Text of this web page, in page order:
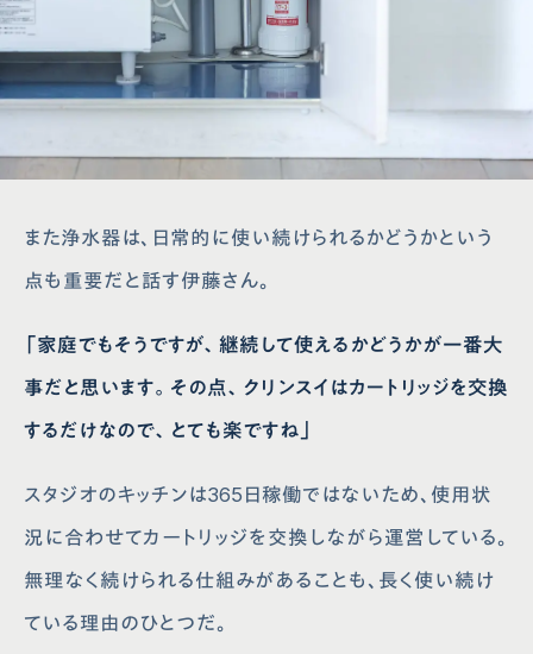
また浄水器は、日常的に使い続けられるかどうかという
点も重要だと話す伊藤さん。
「家庭でもそうですが、継続して使えるかどうかが一番大
事だと思います。その点、クリンスイはカートリッジを交換
するだけなので、とても楽ですね」
スタジオのキッチンは365日稼働ではないため、使用状
況に合わせてカートリッジを交換しながら運営している。
無理なく続けられる仕組みがあることも、長く使い続け
ている理由のひとつだ。